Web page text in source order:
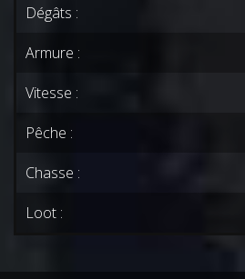
Dégâts :
Armure :
Vitesse :
Pêche :
Chasse :
Loot :